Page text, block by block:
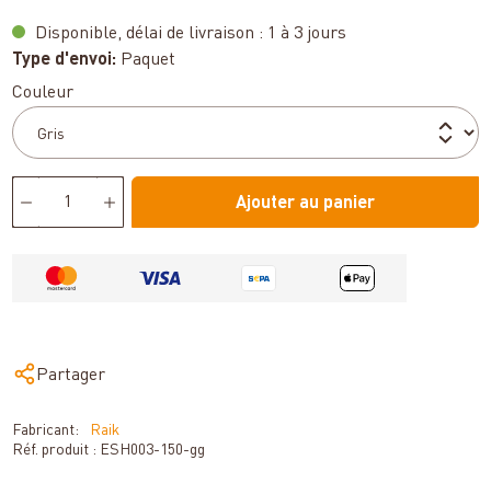
Disponible, délai de livraison : 1 à 3 jours
Type d'envoi: Paquet
Sélectionnez
Couleur
Ajouter au panier
Partager
Fabricant:
Raik
Réf. produit : ESH003-150-gg